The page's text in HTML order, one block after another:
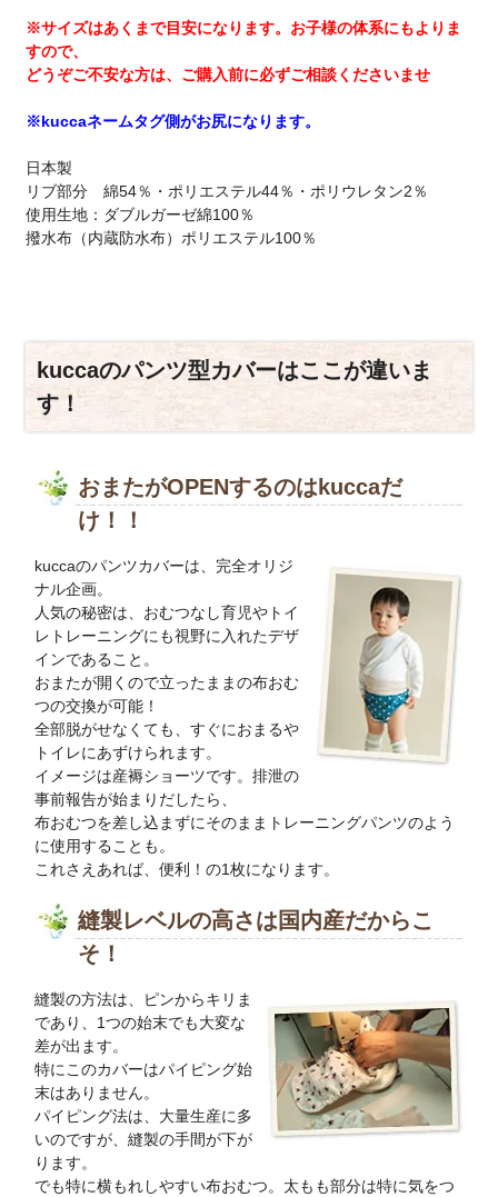
※サイズはあくまで目安になります。お子様の体系にもよりま
すので、
どうぞご不安な方は、ご購入前に必ずご相談くださいませ
※kuccaネームタグ側がお尻になります。
日本製
リブ部分 綿54％・ポリエステル44％・ポリウレタン2％
使用生地：ダブルガーゼ綿100％
撥水布（内蔵防水布）ポリエステル100％
kuccaのパンツ型カバーはここが違いま
す！
おまたがOPENするのはkuccaだ
け！！
kuccaのパンツカバーは、完全オリジ
ナル企画。
人気の秘密は、おむつなし育児やトイ
レトレーニングにも視野に入れたデザ
インであること。
おまたが開くので立ったままの布おむ
つの交換が可能！
全部脱がせなくても、すぐにおまるや
トイレにあずけられます。
イメージは産褥ショーツです。排泄の
事前報告が始まりだしたら、
布おむつを差し込まずにそのままトレーニングパンツのよう
に使用することも。
これさえあれば、便利！の1枚になります。
縫製レベルの高さは国内産だからこ
そ！
縫製の方法は、ピンからキリま
であり、1つの始末でも大変な
差が出ます。
特にこのカバーはパイピング始
末はありません。
パイピング法は、大量生産に多
いのですが、縫製の手間が下が
ります。
でも特に横もれしやすい布おむつ。太もも部分は特に気をつ